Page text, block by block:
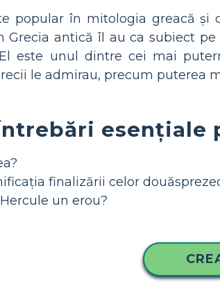
popular în mitologia greacă
Grecia antică îl au ca subiect
este unul dintre cei mai
le admirau, precum puterea
esențiale
finalizării celor
un erou?